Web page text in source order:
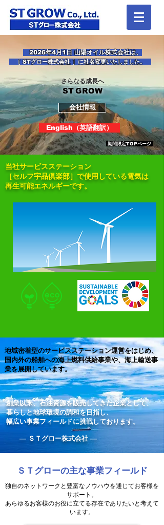
2026年4月1日 山陽オイル株式会社は、
［ STグロー株式会社 ］に社名変更いたしました。
さらなる成長へ
ST GROW
会社情報
English（英語翻訳）
期間限定TOPページ
​当社サービスステーション
［セルフ宇品倶楽部］で使用している電気は
再生可能エネルギーです。
地域密着型のサービスステーション運営をはじめ、
国内外の船舶への海上燃料供給事業や、海上輸送事
業を展開しています。
創業以来、石油資源を販売してきた企業として、
暮らしと地球環境の調和を目指し、
幅広い事業フィールドに挑戦しております。
― ＳＴグロー株式会社 ―
ＳＴグローの主な事業フィールド
独自のネットワークと豊富なノウハウを通じて​お客様を
サポート。
あらゆるお客様のお役に立てる存在でありたいと考えて
います。